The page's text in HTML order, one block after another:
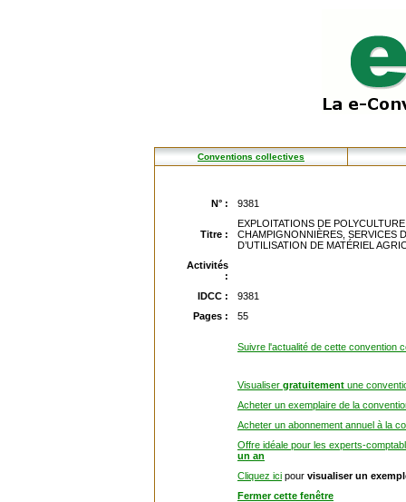
Conventions collectives
N° : 9381
Titre :
EXPLOITATIONS DE
CHAMPIGNONNIÈRES, SERVICES
D’UTILISATION DE MATÉRIEL
Activités
:
IDCC :
9381
Pages :
55
Suivre l'actualité de cette convention
Visualiser gratuitement une
Acheter un exemplaire de la
Acheter un abonnement annuel à la
Offre idéale pour les experts-
un an
Cliquez ici pour visualiser un
Fermer cette fenêtre